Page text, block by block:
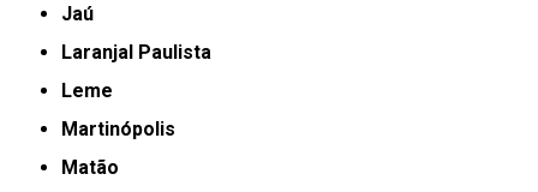
Jaú
Laranjal Paulista
Leme
Martinópolis
Matão